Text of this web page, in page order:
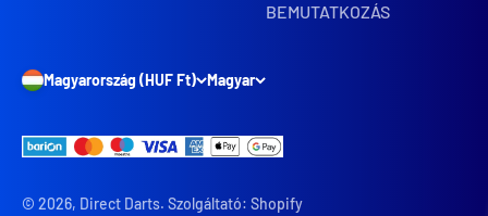
BEMUTATKOZÁS
Magyarország (HUF Ft) Magyar
© 2026, Direct Darts. Szolgáltató: Shopify